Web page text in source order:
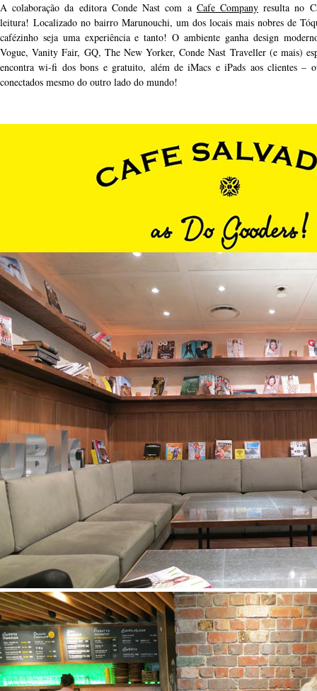
A colaboração da editora Conde Nast com a Cafe Company resulta no
leitura! Localizado no bairro Marunouchi, um dos locais mais nobres de
cafézinho seja uma experiência e tanto! O ambiente ganha design
Vogue, Vanity Fair, GQ, The New Yorker, Conde Nast Traveller (e mais)
encontra wi-fi dos bons e gratuito, além de iMacs e iPads aos clientes –
conectados mesmo do outro lado do mundo!